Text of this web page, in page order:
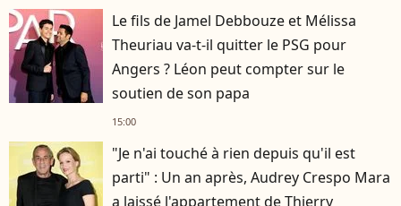
Le fils de Jamel Debbouze et Mélissa
Theuriau va-t-il quitter le PSG pour
Angers ? Léon peut compter sur le
soutien de son papa
15:00
"Je n'ai touché à rien depuis qu'il est
parti" : Un an après, Audrey Crespo Mara
a laissé l'appartement de Thierry